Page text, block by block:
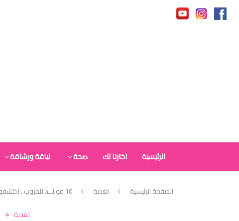
الرئيسية اخترنا لك صحة لياقة ورشاقة
الصفحة الرئيسية تغدية
10 فوائـــد للخروب…اكتشفوها!
تغدية